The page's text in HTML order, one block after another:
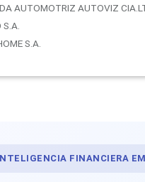
AUTOMOTRIZ AUTOVIZ
S.A.
S.A.
FINANCIERA